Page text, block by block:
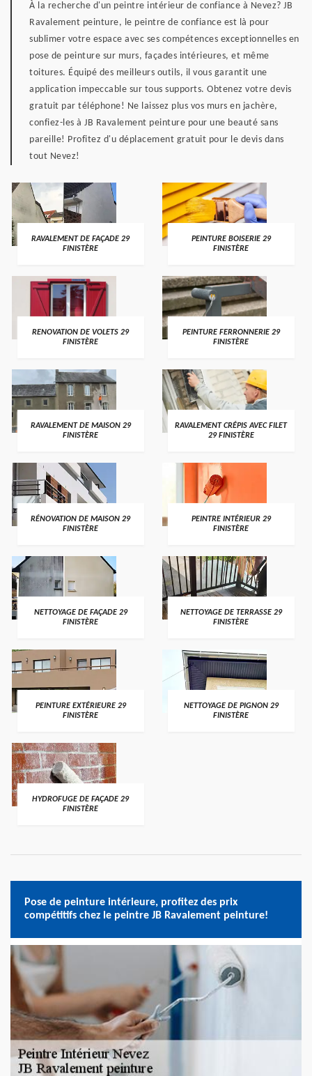
À la recherche d'un peintre intérieur de confiance à Nevez? JB
Ravalement peinture, le peintre de confiance est là pour
sublimer votre espace avec ses compétences exceptionnelles en
pose de peinture sur murs, façades intérieures, et même
toitures. Équipé des meilleurs outils, il vous garantit une
application impeccable sur tous supports. Obtenez votre devis
gratuit par téléphone! Ne laissez plus vos murs en jachère,
confiez-les à JB Ravalement peinture pour une beauté sans
pareille! Profitez d'u déplacement gratuit pour le devis dans
tout Nevez!
RAVALEMENT DE FAÇADE 29
FINISTÈRE
PEINTURE BOISERIE 29
FINISTÈRE
RENOVATION DE VOLETS 29
FINISTÈRE
PEINTURE FERRONNERIE 29
FINISTÈRE
RAVALEMENT DE MAISON 29
FINISTÈRE
RAVALEMENT CRÉPIS AVEC FILET
29 FINISTÈRE
RÉNOVATION DE MAISON 29
FINISTÈRE
PEINTRE INTÉRIEUR 29
FINISTÈRE
NETTOYAGE DE FAÇADE 29
FINISTÈRE
NETTOYAGE DE TERRASSE 29
FINISTÈRE
PEINTURE EXTÉRIEURE 29
FINISTÈRE
NETTOYAGE DE PIGNON 29
FINISTÈRE
HYDROFUGE DE FAÇADE 29
FINISTÈRE
Pose de peinture intérieure, profitez des prix
compétitifs chez le peintre JB Ravalement peinture!